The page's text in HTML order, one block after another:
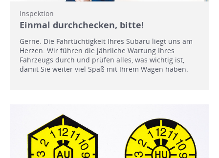
Inspektion
Einmal durchchecken, bitte!
Gerne. Die Fahrtüchtigkeit Ihres Subaru liegt uns am
Herzen. Wir führen die jährliche Wartung Ihres
Fahrzeugs durch und prüfen alles, was wichtig ist,
damit Sie weiter viel Spaß mit Ihrem Wagen haben.